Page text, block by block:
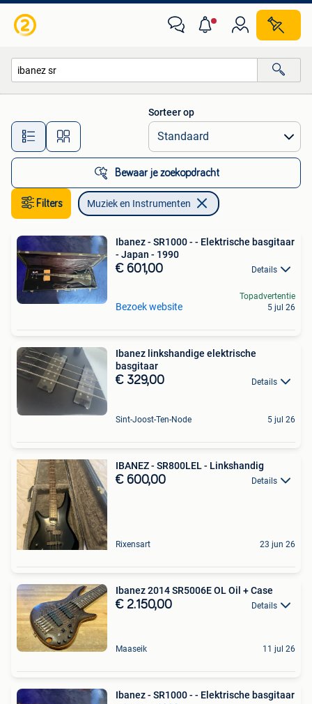
Alle afstanden…
Sorteer op
Bewaar je zoekopdracht
Filters Muziek en Instrumenten
Ibanez - SR1000 - - Elektrische basgitaar
- Japan - 1990
€ 601,00 Details
Bezoek website
Topadvertentie
5 jul 26
Ibanez linkshandige elektrische
basgitaar
€ 329,00 Details
Sint-Joost-Ten-Node 5 jul 26
IBANEZ - SR800LEL - Linkshandig
€ 600,00 Details
Rixensart 23 jun 26
Ibanez 2014 SR5006E OL Oil + Case
€ 2.150,00 Details
Maaseik 11 jul 26
Ibanez - SR1000 - - Elektrische basgitaar